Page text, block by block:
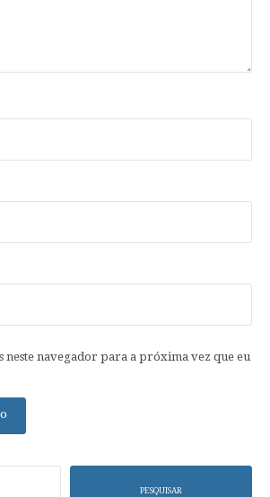
neste navegador para a próxima vez que eu
PESQUISAR